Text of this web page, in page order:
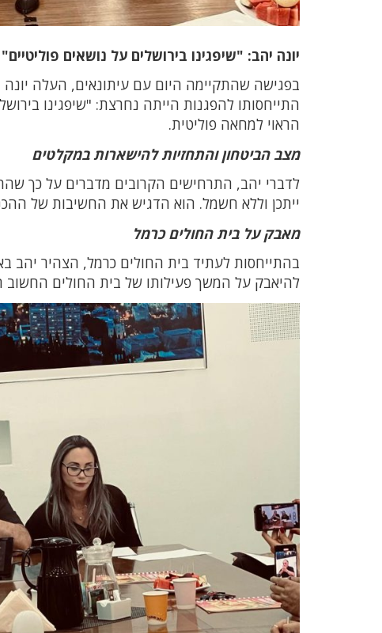
יונה יהב: "שיפגינו בירושלים על נושאים פוליטיים"
בפגישה שהתקיימה היום עם עיתונאים, העלה
התייחסותו להפגנות הייתה נחרצת: "שיפגינו
הראוי למחאה פוליטית.
מצב הביטחון והתחזיות להישארות במקלטים
לדברי יהב, התרחישים הקרובים מדברים על כך
ייתכן וללא חשמל. הוא הדגיש את החשיבות של
מאבק על בית החולים כרמל
בהתייחסות לעתיד בית החולים כרמל, הצהיר יהב
להיאבק על המשך פעילותו של בית החולים החשוב